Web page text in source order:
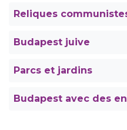
Reliques
Budapest juive
Parcs et jardins
Budapest avec des